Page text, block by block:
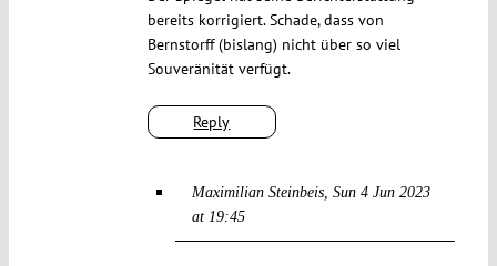
Reply
bereits korrigiert. Schade, dass von
Bernstorff (bislang) nicht über so viel
Souveränität verfügt.
Maximilian Steinbeis Sun 4 Jun 2023
at 19:45